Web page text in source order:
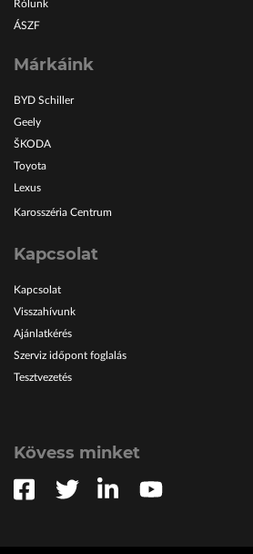
Rólunk
ÁSZF
Márkáink
BYD Schiller
Geely
ŠKODA
Toyota
Lexus
Karosszéria Centrum
Kapcsolat
Kapcsolat
Visszahívunk
Ajánlatkérés
Szerviz időpont foglalás
Tesztvezetés
Kövess minket